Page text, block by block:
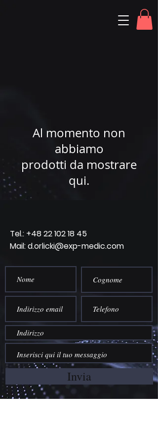
Al momento non
abbiamo
prodotti da mostrare
qui.
Tel.: +48 22 102 18 45
Mail: d.orlicki@exp-medic.com
Invia